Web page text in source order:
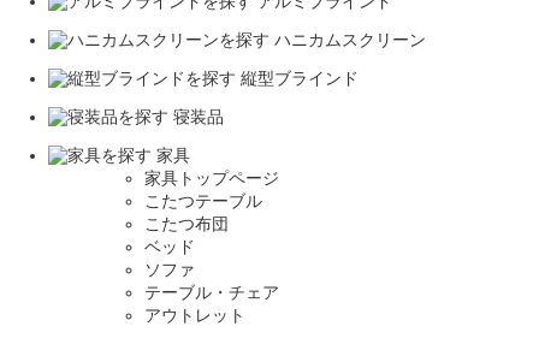
ハニカムスクリーン
縦型ブラインド
寝装品
家具
家具トップページ
こたつテーブル
こたつ布団
ベッド
ソファ
テーブル・チェア
アウトレット